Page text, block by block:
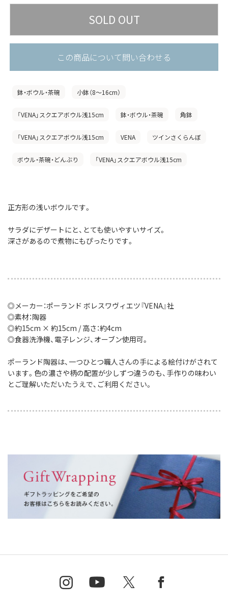
この商品について問い合わせる
鉢・ボウル・茶碗 小鉢（8〜16cm）
「VENA」スクエアボウル浅15cm 鉢・ボウル・茶碗 角鉢
「VENA」スクエアボウル浅15cm VENA ツインさくらんぼ
ボウル・茶碗・どんぶり 「VENA」スクエアボウル浅15cm
正方形の浅いボウルです。
サラダにデザートにと、とても使いやすいサイズ。
深さがあるので煮物にもぴったりです。
◎メーカー：ポーランド ボレスワヴィエツ『VENA』社
◎素材：陶器
◎約15cm × 約15cm / 高さ：約4cm
◎食器洗浄機、電子レンジ、オーブン使用可。
ポーランド陶器は、一つひとつ職人さんの手による絵付けがされて
います。色の濃さや柄の配置が少しずつ違うのも、手作りの味わい
とご理解いただいたうえで、ご利用ください。